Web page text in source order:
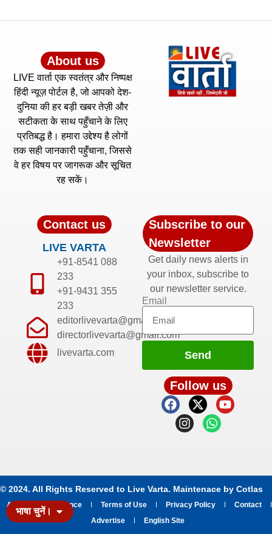
भाषा चुनें।
About us
LIVE वार्ता एक स्वतंत्र और निष्पक्ष
हिंदी न्यूज़ पोर्टल है, जो आपको देश-
दुनिया की हर बड़ी खबर तेज़ी और
सटीकता के साथ पहुँचाने के लिए
प्रतिबद्ध है। हमारा उद्देश्य है लोगों
तक सही जानकारी पहुँचाना, जिससे
वे हर विषय पर जागरूक और सूचित
रह सकें।
Contact us
LIVE VARTA
+91-8541 088
233
+91-9431 355
233
editorlivevarta@gmail.com
directorlivevarta@gmail.com
livevarta.com
Subscribe to our
Newsletter
Get daily news alerts in
your inbox, subscribe to
our newsletter service.
Email
Send
Follow us
© 2024. All Rights Reserved to Live Varta. Maintenace by Cotlas
About Grievance Terms of Use Privacy Policy
Contact
Advertise
English Site